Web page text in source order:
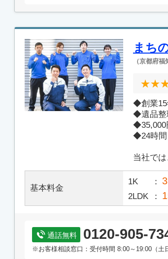
まち
（京都府
◆創業15
◆遺品整
◆35,000
◆24時間
当社で
基本料金
1K
2LDK
通話無料 0120-905-
※お客様相談窓口：受付時間 8:00～19:00（土